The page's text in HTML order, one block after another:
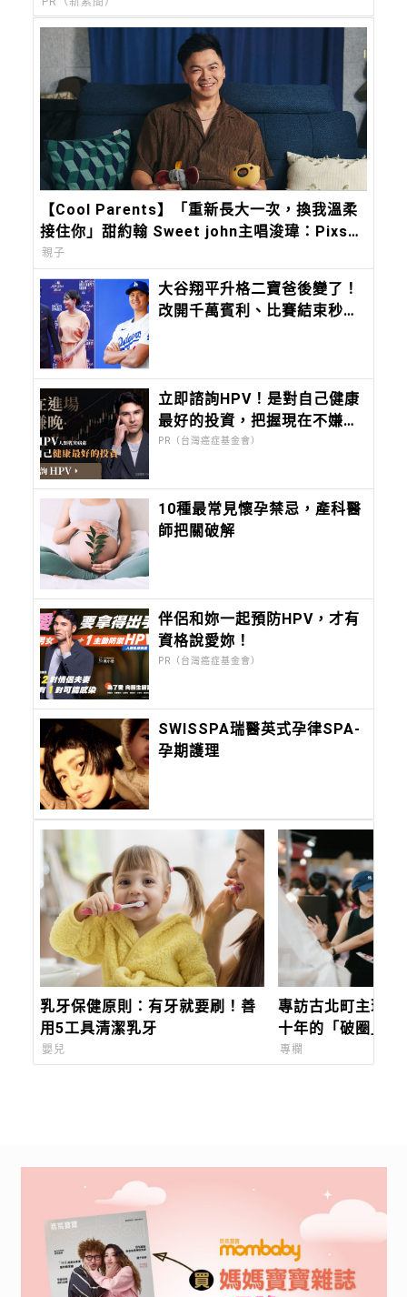
【Cool Parents】「重新長大一次，換我溫柔
接住你」甜約翰 Sweet john主唱浚瑋：Pixsee
陪我築起兒子的移動城堡
親子
大谷翔平升格二寶爸後變了！
改開千萬賓利、比賽結束秒回
立即諮詢HPV！是對自己健康
最好的投資，把握現在不嫌
晚！
PR（台灣癌症基金會）
10種最常見懷孕禁忌，產科醫
師把關破解
伴侶和妳一起預防HPV，才有
資格說愛妳！
PR（台灣癌症基金會）
SWISSPA瑞醫英式孕律SPA-
孕期護理
乳牙保健原則：有牙就要刷！善
用5工具清潔乳牙
嬰兒
專訪古北町主理
十年的「破圈」實
生活與藝術中學會
專欄